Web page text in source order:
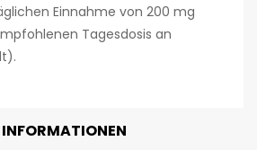
Einnahme von 200 mg
Tagesdosis an